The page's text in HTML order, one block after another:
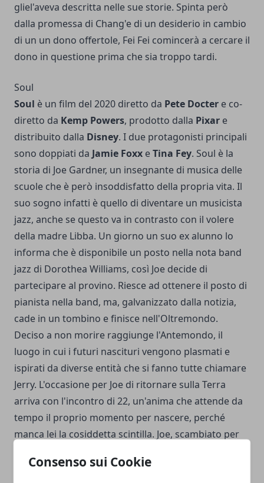
Consenso sui Cookie
gliel'aveva descritta nelle sue storie. Spinta però
dalla promessa di Chang'e di un desiderio in cambio
di un un dono offertole, Fei Fei comincerà a cercare il
dono in questione prima che sia troppo tardi.
Soul
Soul è un film del 2020 diretto da Pete Docter e co-
diretto da Kemp Powers, prodotto dalla Pixar e
distribuito dalla Disney. I due protagonisti principali
sono doppiati da Jamie Foxx eTina Fey. Soul è la
storia di Joe Gardner, un insegnante di musica delle
scuole che è però insoddisfatto della propria vita. Il
suo sogno infatti è quello di diventare un musicista
jazz, anche se questo va in contrasto con il volere
della madre Libba. Un giorno un suo ex alunno lo
informa che è disponibile un posto nella nota band
jazz di Dorothea Williams, così Joe decide di
partecipare al provino. Riesce ad ottenere il posto di
pianista nella band, ma, galvanizzato dalla notizia,
cade in un tombino e finisce nell'Oltremondo.
Deciso a non morire raggiunge l'Antemondo, il
luogo in cui i futuri nascituri vengono plasmati e
ispirati da diverse entità che si fanno tutte chiamare
Jerry. L'occasione per Joe di ritornare sulla Terra
arriva con l'incontro di 22, un'anima che attende da
tempo il proprio momento per nascere, perché
manca lei la cosiddetta scintilla. Joe, scambiato per
riuscire finalmente a tornare a casa e coronare il suo